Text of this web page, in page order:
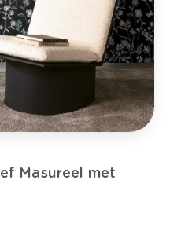
Masureel met